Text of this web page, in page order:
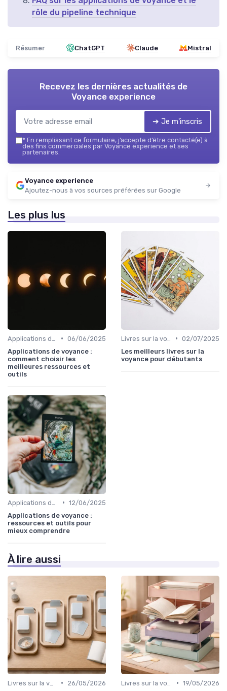
rôle du pipeline technique
Résumer ChatGPT Claude Mistral
Recevez les dernières actualités de
Voyance experience
➔ Je m'inscris
* En remplissant ce formulaire, j’accepte d’être contacté(e) à
des fins commerciales par Voyance experience et ses
partenaires.
Voyance experience
Ajoutez-nous à vos sources préférées sur Google
Les plus lus
• 06/06/2025
Applications de voyance :
comment choisir les
meilleures ressources et
outils
• 02/07/2025
Les meilleurs livres sur la
voyance pour débutants
• 12/06/2025
Applications de voyance :
ressources et outils pour
mieux comprendre
À lire aussi
•
26/05/2026
• 19/05/2026